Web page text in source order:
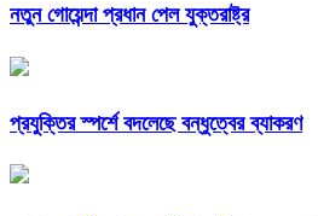
নতুন গোয়েন্দা প্রধান পেল যুক্তরাষ্ট্র
প্রযুক্তির স্পর্শে বদলেছে বন্ধুত্বের ব্যাকরণ